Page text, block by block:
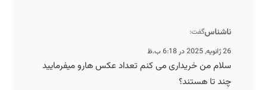
ناشناسگفت:
26 ژانویه, 2025 در 6:18 ب.ظ
سلام من خریداری می کنم تعداد عکس هارو میفرمایید
چند تا هستند؟